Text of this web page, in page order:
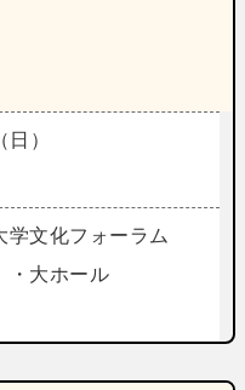
）
学文化フォーラム
・大ホール